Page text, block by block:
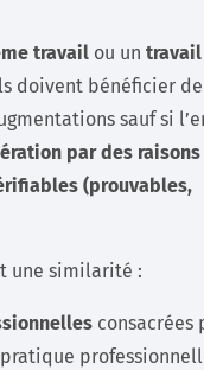
travail ou un travail
doivent bénéficier
sauf si
par des raisons
(prouvables,
une similarité :
consacrées